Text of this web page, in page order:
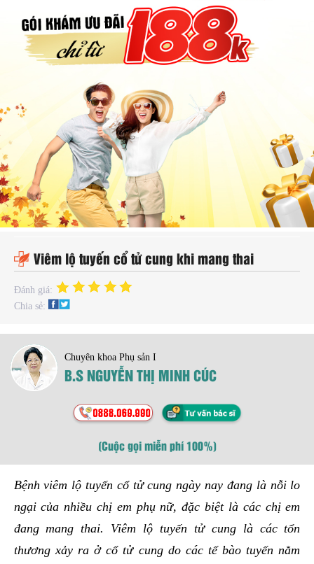
Viêm lộ tuyến cổ tử cung khi mang thai
Đánh giá:
Chia sẻ:
Chuyên khoa Phụ sản I
B.S NGUYỄN THỊ MINH CÚC
(Cuộc gọi miễn phí 100%)
Bệnh viêm lộ tuyến cổ tử cung ngày nay đang là nỗi lo
ngại của nhiều chị em phụ nữ, đặc biệt là các chị em
đang mang thai. Viêm lộ tuyến tử cung là các tổn
thương xảy ra ở cổ tử cung do các tế bào tuyến nằm